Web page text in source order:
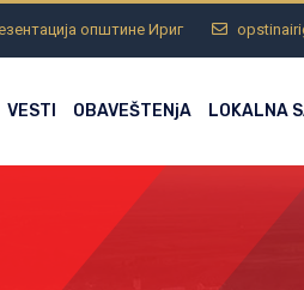
општине Ириг
VESTI OBAVEŠTENjA LOKALNA